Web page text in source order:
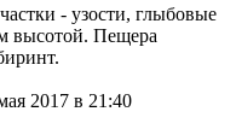
- узости, глыбовые
высотой. Пещера
2017 в 21:40